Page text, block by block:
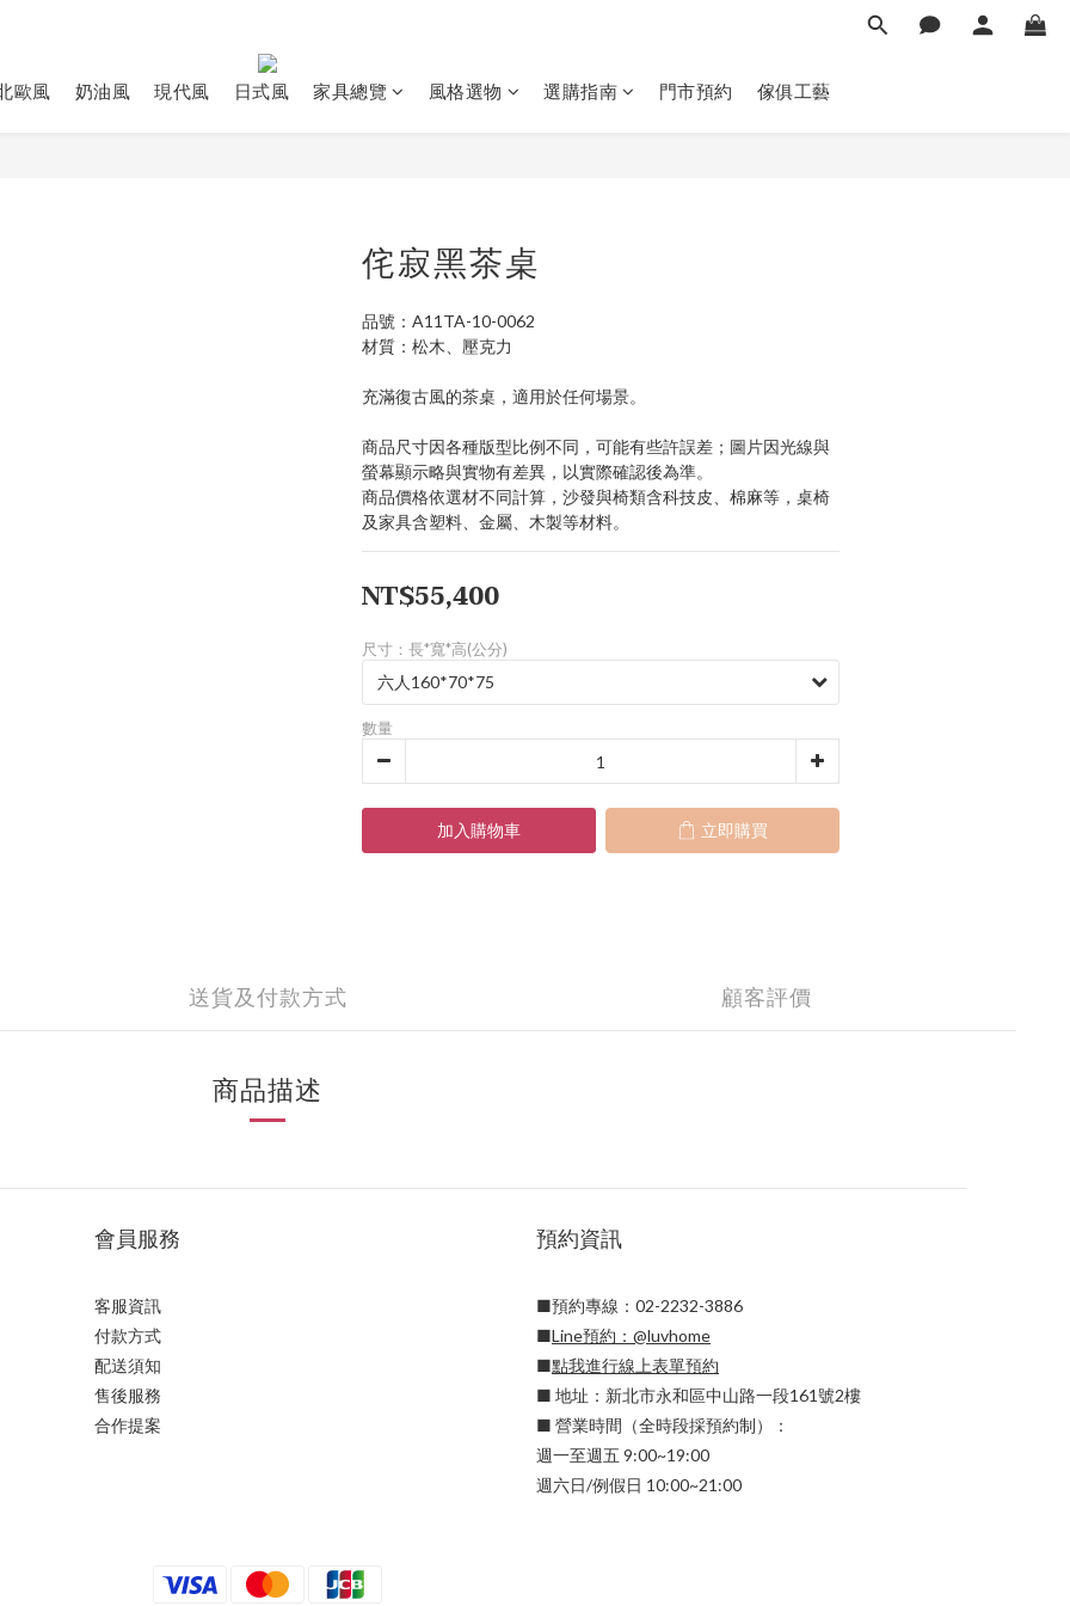
歐風 奶油風 現代風 日式風 家具總覽 風格選物 選購指南 門市預約 傢俱工藝
侘寂黑茶桌
品號：A11TA-10-0062
材質：松木、壓克力
充滿復古風的茶桌，適用於任何場景。
商品尺寸因各種版型比例不同，可能有些許誤差；圖片因光線與
螢幕顯示略與實物有差異，以實際確認後為準。
商品價格依選材不同計算，沙發與椅類含科技皮、棉麻等，桌椅
及家具含塑料、金屬、木製等材料。
NT$55,400
尺寸：長*寬*高(公分)
數量
加入購物車 立即購買
送貨及付款方式 顧客評價
商品描述
會員服務
客服資訊
付款方式
配送須知
售後服務
合作提案
預約資訊
■預約專線：02-2232-3886
■Line預約： @luvhome
■點我進行線上表單預約
■ 地址：新北市永和區中山路一段161號2樓
■ 營業時間（全時段採預約制）：
週一至週五 9:00~19:00
週六日/例假日 10:00~21:00